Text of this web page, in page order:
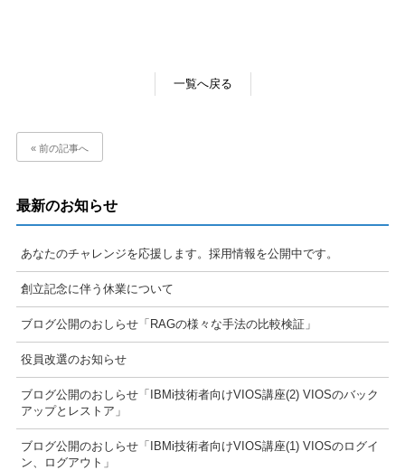
一覧へ戻る
« 前の記事へ
最新のお知らせ
あなたのチャレンジを応援します。採用情報を公開中です。
創立記念に伴う休業について
ブログ公開のおしらせ「RAGの様々な手法の比較検証」
役員改選のお知らせ
ブログ公開のおしらせ「IBMi技術者向けVIOS講座(2) VIOSのバック
アップとレストア」
ブログ公開のおしらせ「IBMi技術者向けVIOS講座(1) VIOSのログイ
ン、ログアウト」